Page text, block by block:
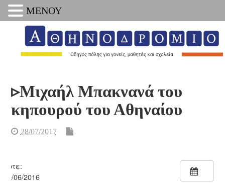
▹Μιχαήλ Μπακνανά του
κηπουρού του Αθηναίου
28/07/2017
Πότε:
30/06/2016
ΜΕΝΟΥ